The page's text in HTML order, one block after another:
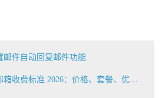
邮件自动回复邮件功能
标准 2026：价格、套餐、优惠、省钱技巧全对比